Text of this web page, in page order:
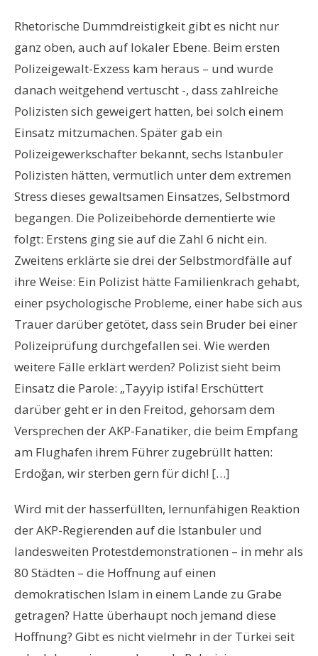
Rhetorische Dummdreistigkeit gibt es nicht nur
ganz oben, auch auf lokaler Ebene. Beim ersten
Polizeigewalt-Exzess kam heraus – und wurde
danach weitgehend vertuscht -, dass zahlreiche
Polizisten sich geweigert hatten, bei solch einem
Einsatz mitzumachen. Später gab ein
Polizeigewerkschafter bekannt, sechs Istanbuler
Polizisten hätten, vermutlich unter dem extremen
Stress dieses gewaltsamen Einsatzes, Selbstmord
begangen. Die Polizeibehörde dementierte wie
folgt: Erstens ging sie auf die Zahl 6 nicht ein.
Zweitens erklärte sie drei der Selbstmordfälle auf
ihre Weise: Ein Polizist hätte Familienkrach gehabt,
einer psychologische Probleme, einer habe sich aus
Trauer darüber getötet, dass sein Bruder bei einer
Polizeiprüfung durchgefallen sei. Wie werden
weitere Fälle erklärt werden? Polizist sieht beim
Einsatz die Parole: „Tayyip istifa! Erschüttert
darüber geht er in den Freitod, gehorsam dem
Versprechen der AKP-Fanatiker, die beim Empfang
am Flughafen ihrem Führer zugebrüllt hatten:
Erdoğan, wir sterben gern für dich! […]
Wird mit der hasserfüllten, lernunfähigen Reaktion
der AKP-Regierenden auf die Istanbuler und
landesweiten Protestdemonstrationen – in mehr als
80 Städten – die Hoffnung auf einen
demokratischen Islam in einem Lande zu Grabe
getragen? Hatte überhaupt noch jemand diese
Hoffnung? Gibt es nicht vielmehr in der Türkei seit